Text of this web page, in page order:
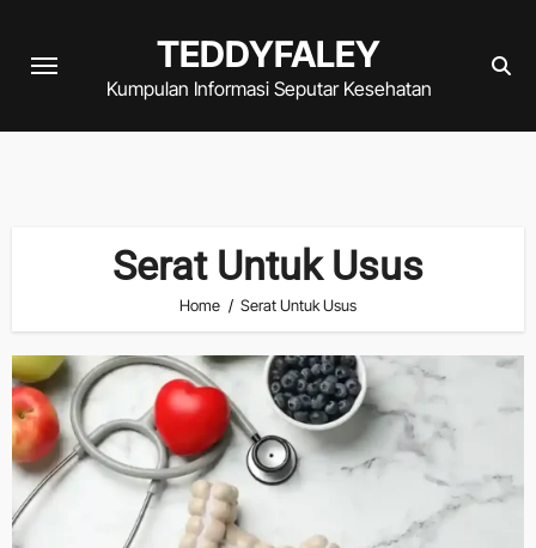
TEDDYFALEY
Kumpulan Informasi Seputar Kesehatan
Serat Untuk Usus
Home Serat Untuk Usus